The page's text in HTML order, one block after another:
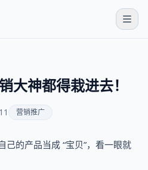
大神都得栽进去！
营销推广
己的产品当成 “宝贝”，看一眼就